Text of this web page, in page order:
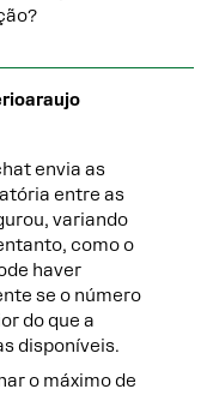
envia as
entre as
variando
como o
haver
se o número
do que a
disponíveis.
o máximo de